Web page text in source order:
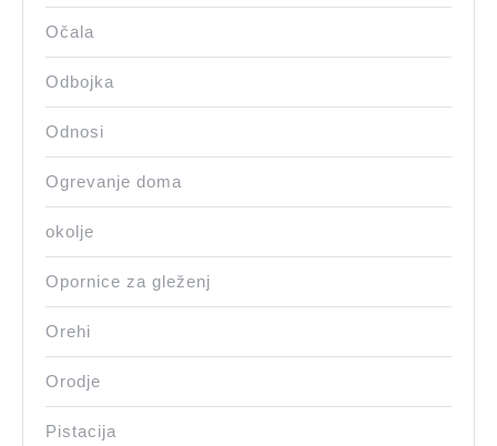
Očala
Odbojka
Odnosi
Ogrevanje doma
okolje
Opornice za gleženj
Orehi
Orodje
Pistacija